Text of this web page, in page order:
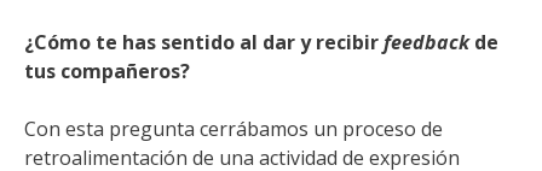
¿Cómo te has sentido al dar y recibirfeedbackde
tus compañeros?
Con esta pregunta cerrábamos un proceso de
retroalimentación de una actividad de expresión